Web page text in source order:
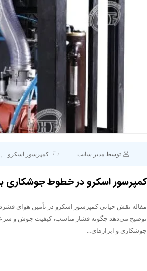
توسط مدیر سایت کمپرسور اسکرو ,
کمپرسور اسکرو در خطوط جوشکاری
مقاله نقش حیاتی کمپرسور اسکرو در تأمین هوای
جوشکاری و ابزارهای…